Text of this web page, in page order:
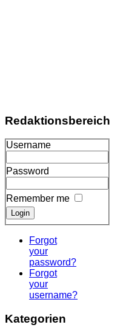
Redaktionsbereich
Username
Password
Remember me
Forgot
your
password?
Forgot
your
username?
Kategorien